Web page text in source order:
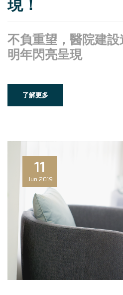
不負重望，醫院建
明年閃亮呈現
了解更多
11
Jun 2019